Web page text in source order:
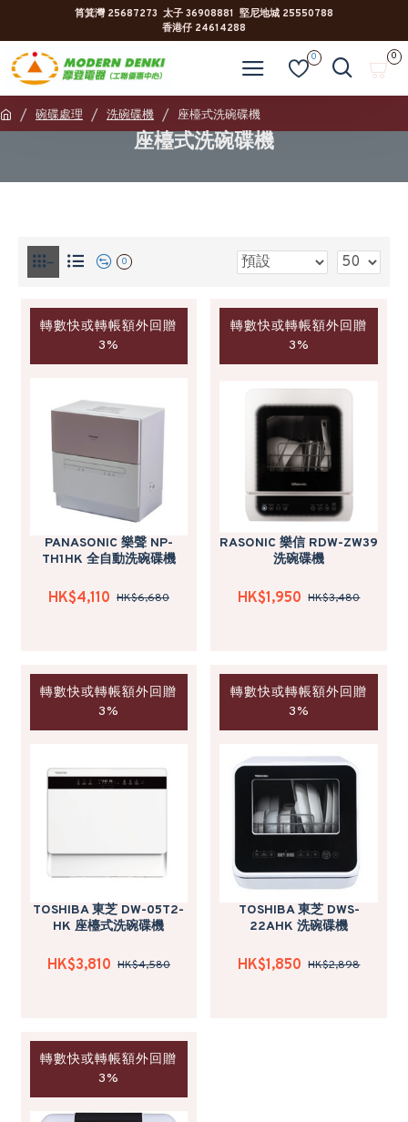
筲箕灣 25687273 太子 36908881 堅尼地城 25550788
香港仔 24614288
0 0
碗碟處理 洗碗碟機 座檯式洗碗碟機
座檯式洗碗碟機
0
轉數快或轉帳額外回贈
3%
PANASONIC 樂聲 NP-
TH1HK 全自動洗碗碟機
HK$4,110 HK$6,680
轉數快或轉帳額外回贈
3%
RASONIC 樂信 RDW-ZW39
洗碗碟機
HK$1,950 HK$3,480
轉數快或轉帳額外回贈
3%
TOSHIBA 東芝 DW-05T2-
HK 座檯式洗碗碟機
HK$3,810 HK$4,580
轉數快或轉帳額外回贈
3%
TOSHIBA 東芝 DWS-
22AHK 洗碗碟機
HK$1,850 HK$2,898
轉數快或轉帳額外回贈
3%